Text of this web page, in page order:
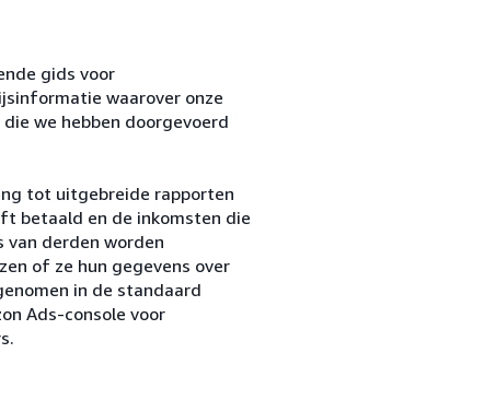
gids voor
waarover onze
we hebben doorgevoerd
tot uitgebreide rapporten
betaald en de inkomsten die
derden worden
of ze hun gegevens over
in de standaard
Ads-console voor